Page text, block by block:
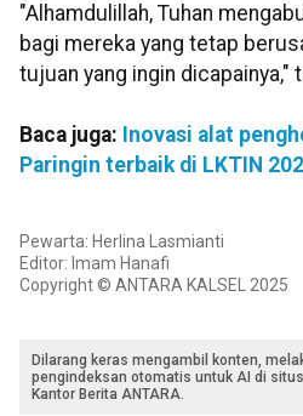
"Alhamdulillah, Tuhan
bagi mereka yang tetap
tujuan yang ingin dicapainya,"
Baca juga: Inovasi alat
Paringin terbaik di LKTIN
Pewarta: Herlina Lasmianti
Editor: Imam Hanafi
Copyright © ANTARA KALSEL 2025
Dilarang keras mengambil konten,
pengindeksan otomatis untuk AI di
Kantor Berita ANTARA.